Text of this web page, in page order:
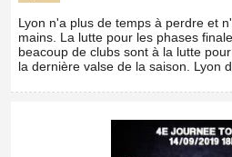
Lyon n'a plus de temps à perdre et
mains. La lutte pour les phases
beacoup de clubs sont à la lutte
la dernière valse de la saison. Lyon